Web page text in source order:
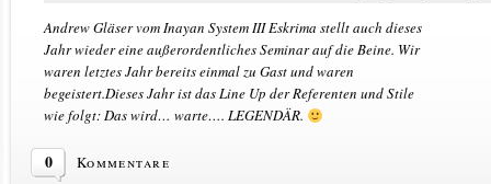
Andrew Gläser vom Inayan System III Eskrima stellt auch dieses
Jahr wieder eine außerordentliches Seminar auf die Beine. Wir
waren letztes Jahr bereits einmal zu Gast und waren
begeistert.Dieses Jahr ist das Line Up der Referenten und Stile
wie folgt: Das wird… warte…. LEGENDÄR.
0 Kommentare